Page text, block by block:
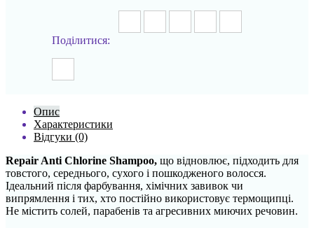
Поділитися:
Опис
Характеристики
Відгуки (0)
Repair Anti Chlorine Shampoo, що відновлює, підходить для
товстого, середнього, сухого і пошкодженого волосся.
Ідеальний після фарбування, хімічних завивок чи
випрямлення і тих, хто постійно використовує термощипці.
Не містить солей, парабенів та агресивних миючих речовин.